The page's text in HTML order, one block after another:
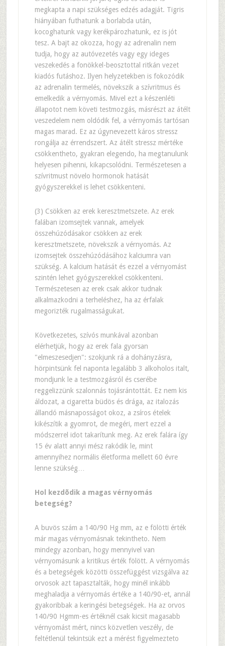
megkapta a napi szükséges edzés adagját. Tigris
hiányában futhatunk a borlabda után,
kocoghatunk vagy kerékpározhatunk, ez is jót
tesz. A bajt az okozza, hogy az adrenalin nem
tudja, hogy az autóvezetés vagy egy ideges
veszekedés a fonökkel-beosztottal ritkán vezet
kiadós futáshoz. Ilyen helyzetekben is fokozódik
az adrenalin termelés, növekszik a szívritmus és
emelkedik a vérnyomás. Mivel ezt a készenléti
állapotot nem követi testmozgás, másrészt az átélt
veszedelem nem oldódik fel, a vérnyomás tartósan
magas marad. Ez az úgynevezett káros stressz
rongálja az érrendszert. Az átélt stressz mértéke
csökkentheto, gyakran elegendo, ha megtanulunk
helyesen pihenni, kikapcsolódni. Természetesen a
szívritmust növelo hormonok hatását
gyógyszerekkel is lehet csökkenteni.
(3) Csökken az erek keresztmetszete. Az erek
falában izomsejtek vannak, amelyek
összehúzódásakor csökken az erek
keresztmetszete, növekszik a vérnyomás. Az
izomsejtek összehúzódásához kalciumra van
szükség. A kalcium hatását és ezzel a vérnyomást
szintén lehet gyógyszerekkel csökkenteni.
Természetesen az erek csak akkor tudnak
alkalmazkodni a terheléshez, ha az érfalak
megorizték rugalmasságukat.
Következetes, szívós munkával azonban
elérhetjük, hogy az erek fala gyorsan
"elmeszesedjen": szokjunk rá a dohányzásra,
hörpintsünk fel naponta legalább 3 alkoholos italt,
mondjunk le a testmozgásról és cserébe
reggelizzünk szalonnás tojásrántottát. Ez nem kis
áldozat, a cigaretta büdös és drága, az italozás
állandó másnaposságot okoz, a zsíros ételek
kikészítik a gyomrot, de megéri, mert ezzel a
módszerrel idot takarítunk meg. Az erek falára így
15 év alatt annyi mész rakódik le, mint
amennyihez normális életforma mellett 60 évre
lenne szükség…
Hol kezdõdik a magas vérnyomás
betegség?
A buvös szám a 140/90 Hg mm, az e fölötti érték
már magas vérnyomásnak tekintheto. Nem
mindegy azonban, hogy mennyivel van
vérnyomásunk a kritikus érték fölött. A vérnyomás
és a betegségek közötti összefüggést vizsgálva az
orvosok azt tapasztalták, hogy minél inkább
meghaladja a vérnyomás értéke a 140/90-et, annál
gyakoribbak a keringési betegségek. Ha az orvos
140/90 Hgmm-es értéknél csak kicsit magasabb
vérnyomást mért, nincs közvetlen veszély, de
feltétlenül tekintsük ezt a mérést figyelmezteto